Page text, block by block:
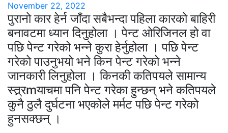
November 22, 2022
पुरानो कार हेर्न जाँदा सबैभन्दा पहिला कारको बाहिरी
बनावटमा ध्यान दिनुहोला । पेन्ट ओरिजिनल हो वा
पछि पेन्ट गरेको भन्ने कुरा हेर्नुहोला । पछि पेन्ट
गरेको पाउनुभयो भने किन पेन्ट गरेको भन्ने
जानकारी लिनुहोला । किनकी कतिपयले सामान्य
स्त्र्रmयाचमा पनि पेन्ट गरेका हुन्छन् भने कतिपयले
कुनै ठुलै दुर्घटना भएकोले मर्मट पछि पेन्ट गरेको
हुनसक्छन् ।